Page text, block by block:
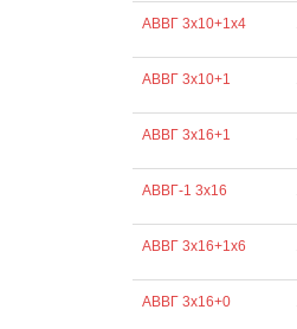
АВВГ 3х10+1х4
АВВГ 3х10+1
АВВГ 3х16+1
АВВГ-1 3х16
АВВГ 3х16+1х6
АВВГ 3х16+0